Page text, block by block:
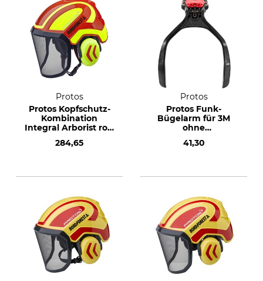
Protos
Protos Kopfschutz-
Kombination
Integral Arborist rot-
284,65
Protos
Protos Funk-
Bügelarm für 3M
ohne
41,30